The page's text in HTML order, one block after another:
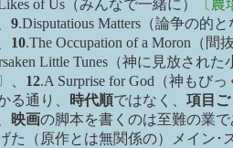
of Us（みんなで一緒に）
〔
9.Disputatious Matters（論争の的と
10.The Occupation of a Moron（間
Little Tunes（神に見放された
12.A Surprise for God（神もびっ
る通り、 時代順ではなく、 項目ご
映画の脚本を書くのは至難の業で
た（原作とは無関係の）メイン